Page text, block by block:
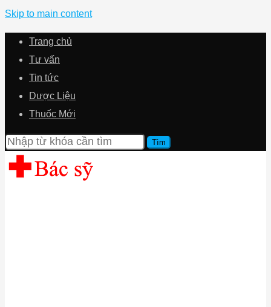
Skip to main content
Trang chủ
Tư vấn
Tin tức
Dược Liệu
Thuốc Mới